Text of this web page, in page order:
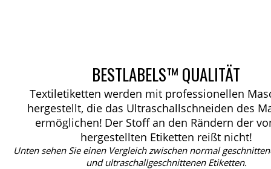
BESTLABELS™ QUALITÄT
Textiletiketten werden mit professionellen
hergestellt, die das Ultraschallschneiden des
ermöglichen! Der Stoff an den Rändern der
hergestellten Etiketten reißt nicht!
Unten sehen Sie einen Vergleich zwischen normal
und ultraschallgeschnittenen Etiketten.